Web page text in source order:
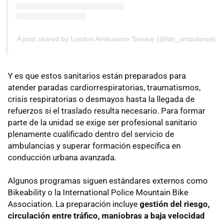
A post shared by London Ambulance Service (@ldn_ambulance)
Y es que estos sanitarios están preparados para
atender paradas cardiorrespiratorias, traumatismos,
crisis respiratorias o desmayos hasta la llegada de
refuerzos si el traslado resulta necesario. Para formar
parte de la unidad se exige ser profesional sanitario
plenamente cualificado dentro del servicio de
ambulancias y superar formación específica en
conducción urbana avanzada.
Algunos programas siguen estándares externos como
Bikeability o la International Police Mountain Bike
Association. La preparación incluye gestión del riesgo,
circulación entre tráfico, maniobras a baja velocidad